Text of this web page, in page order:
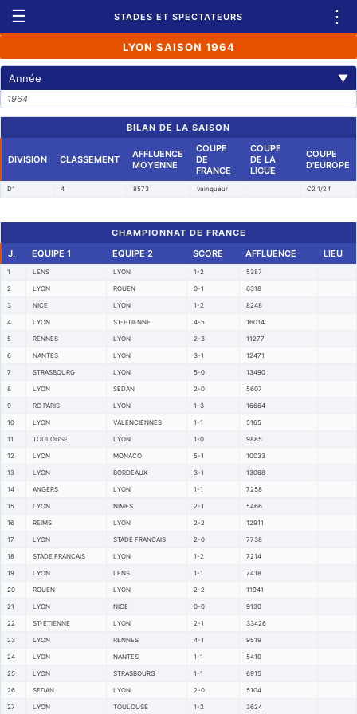
☰ STADES ET SPECTATEURS ⋮
LYON SAISON 1964
Année ▼
1964
BILAN DE LA SAISON
DIVISION CLASSEMENT
AFFLUENCE
MOYENNE
COUPE
DE
FRANCE
COUPE
DE LA
LIGUE
COUPE
D'EUROPE
D1 4 8573 vainqueur C2 1/2 f
CHAMPIONNAT DE FRANCE
J.
EQUIPE 1 EQUIPE 2 SCORE AFFLUENCE LIEU
1 LENS LYON 1-2 5387
2 LYON ROUEN 0-1 6318
3 NICE LYON 1-2 8248
4 LYON ST-ETIENNE 4-5 16014
5 RENNES LYON 2-3 11277
6 NANTES LYON 3-1 12471
7 STRASBOURG LYON 5-0 13490
8 LYON SEDAN 2-0 5607
9 RC PARIS LYON 1-3 16664
10 LYON VALENCIENNES 1-1 5165
11 TOULOUSE LYON 1-0 9885
12 LYON MONACO 5-1 10033
13 LYON BORDEAUX 3-1 13068
14 ANGERS LYON 1-1 7258
15 LYON NIMES 2-1 5466
16 REIMS LYON 2-2 12911
17 LYON STADE FRANCAIS 2-0 7738
18 STADE FRANCAIS LYON 1-2 7214
19 LYON LENS 1-1 7418
20 ROUEN LYON 2-2 11941
21 LYON NICE 0-0 9130
22 ST-ETIENNE LYON 2-1 33426
23 LYON RENNES 4-1 9519
24 LYON NANTES 1-1 5410
25 LYON STRASBOURG 1-1 6915
26 SEDAN LYON 2-0 5104
27 LYON TOULOUSE 1-2 3624